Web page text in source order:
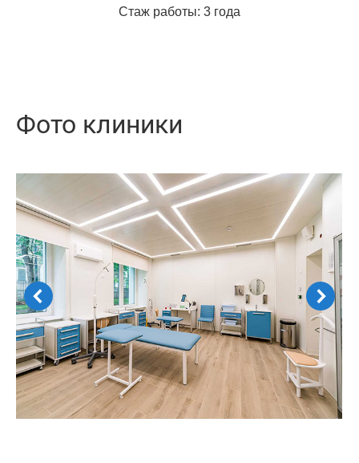
Амбулаторное лечение
Стаж работы: 3 года
Фото клиники